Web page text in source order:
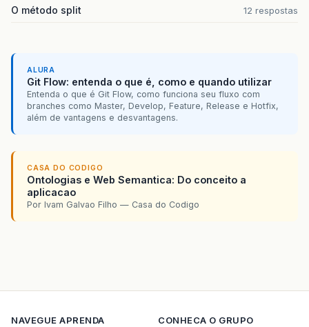
O método split 12 respostas
ALURA
Git Flow: entenda o que é, como e quando utilizar
Entenda o que é Git Flow, como funciona seu fluxo com
branches como Master, Develop, Feature, Release e Hotfix,
além de vantagens e desvantagens.
CASA DO CODIGO
Ontologias e Web Semantica: Do conceito a
aplicacao
Por Ivam Galvao Filho — Casa do Codigo
NAVEGUE APRENDA
CONHECA O GRUPO